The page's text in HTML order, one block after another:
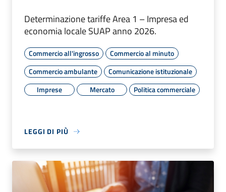
Determinazione tariffe Area 1 – Impresa ed
economia locale SUAP anno 2026.
Commercio all'ingrosso
Commercio al minuto
Commercio ambulante
Comunicazione istituzionale
Imprese
Mercato Politica commerciale
LEGGI DI PIÙ